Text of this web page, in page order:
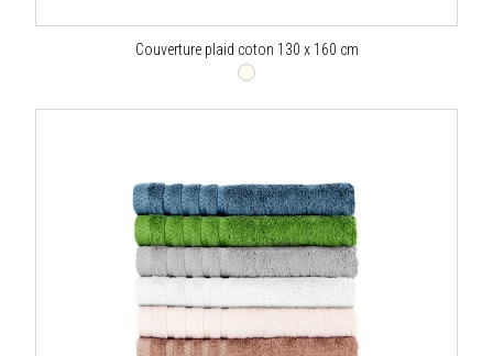
Couverture plaid coton 130 x 160 cm